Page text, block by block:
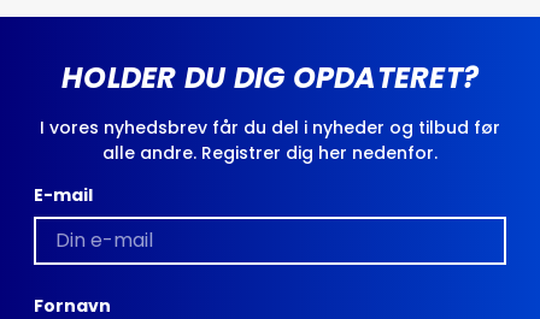
HOLDER DU DIG OPDATERET?
I vores nyhedsbrev får du del i nyheder og tilbud før
alle andre. Registrer dig her nedenfor.
E-mail
Fornavn